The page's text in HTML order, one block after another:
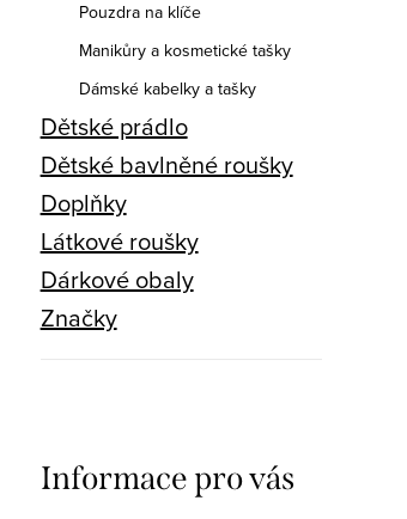
Pouzdra na klíče
Manikůry a kosmetické tašky
Dámské kabelky a tašky
Dětské prádlo
Dětské bavlněné roušky
Doplňky
Látkové roušky
Dárkové obaly
Značky
Informace pro vás